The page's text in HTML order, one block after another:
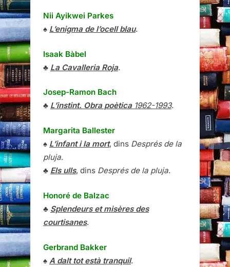
Nii Ayikwei Parkes
♠ L’enigma de l’ocell blau.
Isaak Bàbel
♣ La Cavalleria Roja.
Josep-Ramon Bach
♣ L’instint. Obra poètica1962-1993.
Margarita Ballester
♠ L’infant i la mort, dins Després de la
pluja.
♣ Els ulls, dins Després de la pluja.
Honoré de Balzac
♣ Splendeurs et misères des
courtisanes.
Gerbrand Bakker
♠ A dalt tot està tranquil.